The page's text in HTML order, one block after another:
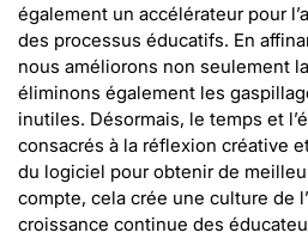
également un accélérateur pour
des processus éducatifs. En
nous améliorons non seulement
éliminons également les
inutiles. Désormais, le temps et
consacrés à la réflexion créative
du logiciel pour obtenir de
compte, cela crée une culture de
croissance continue des